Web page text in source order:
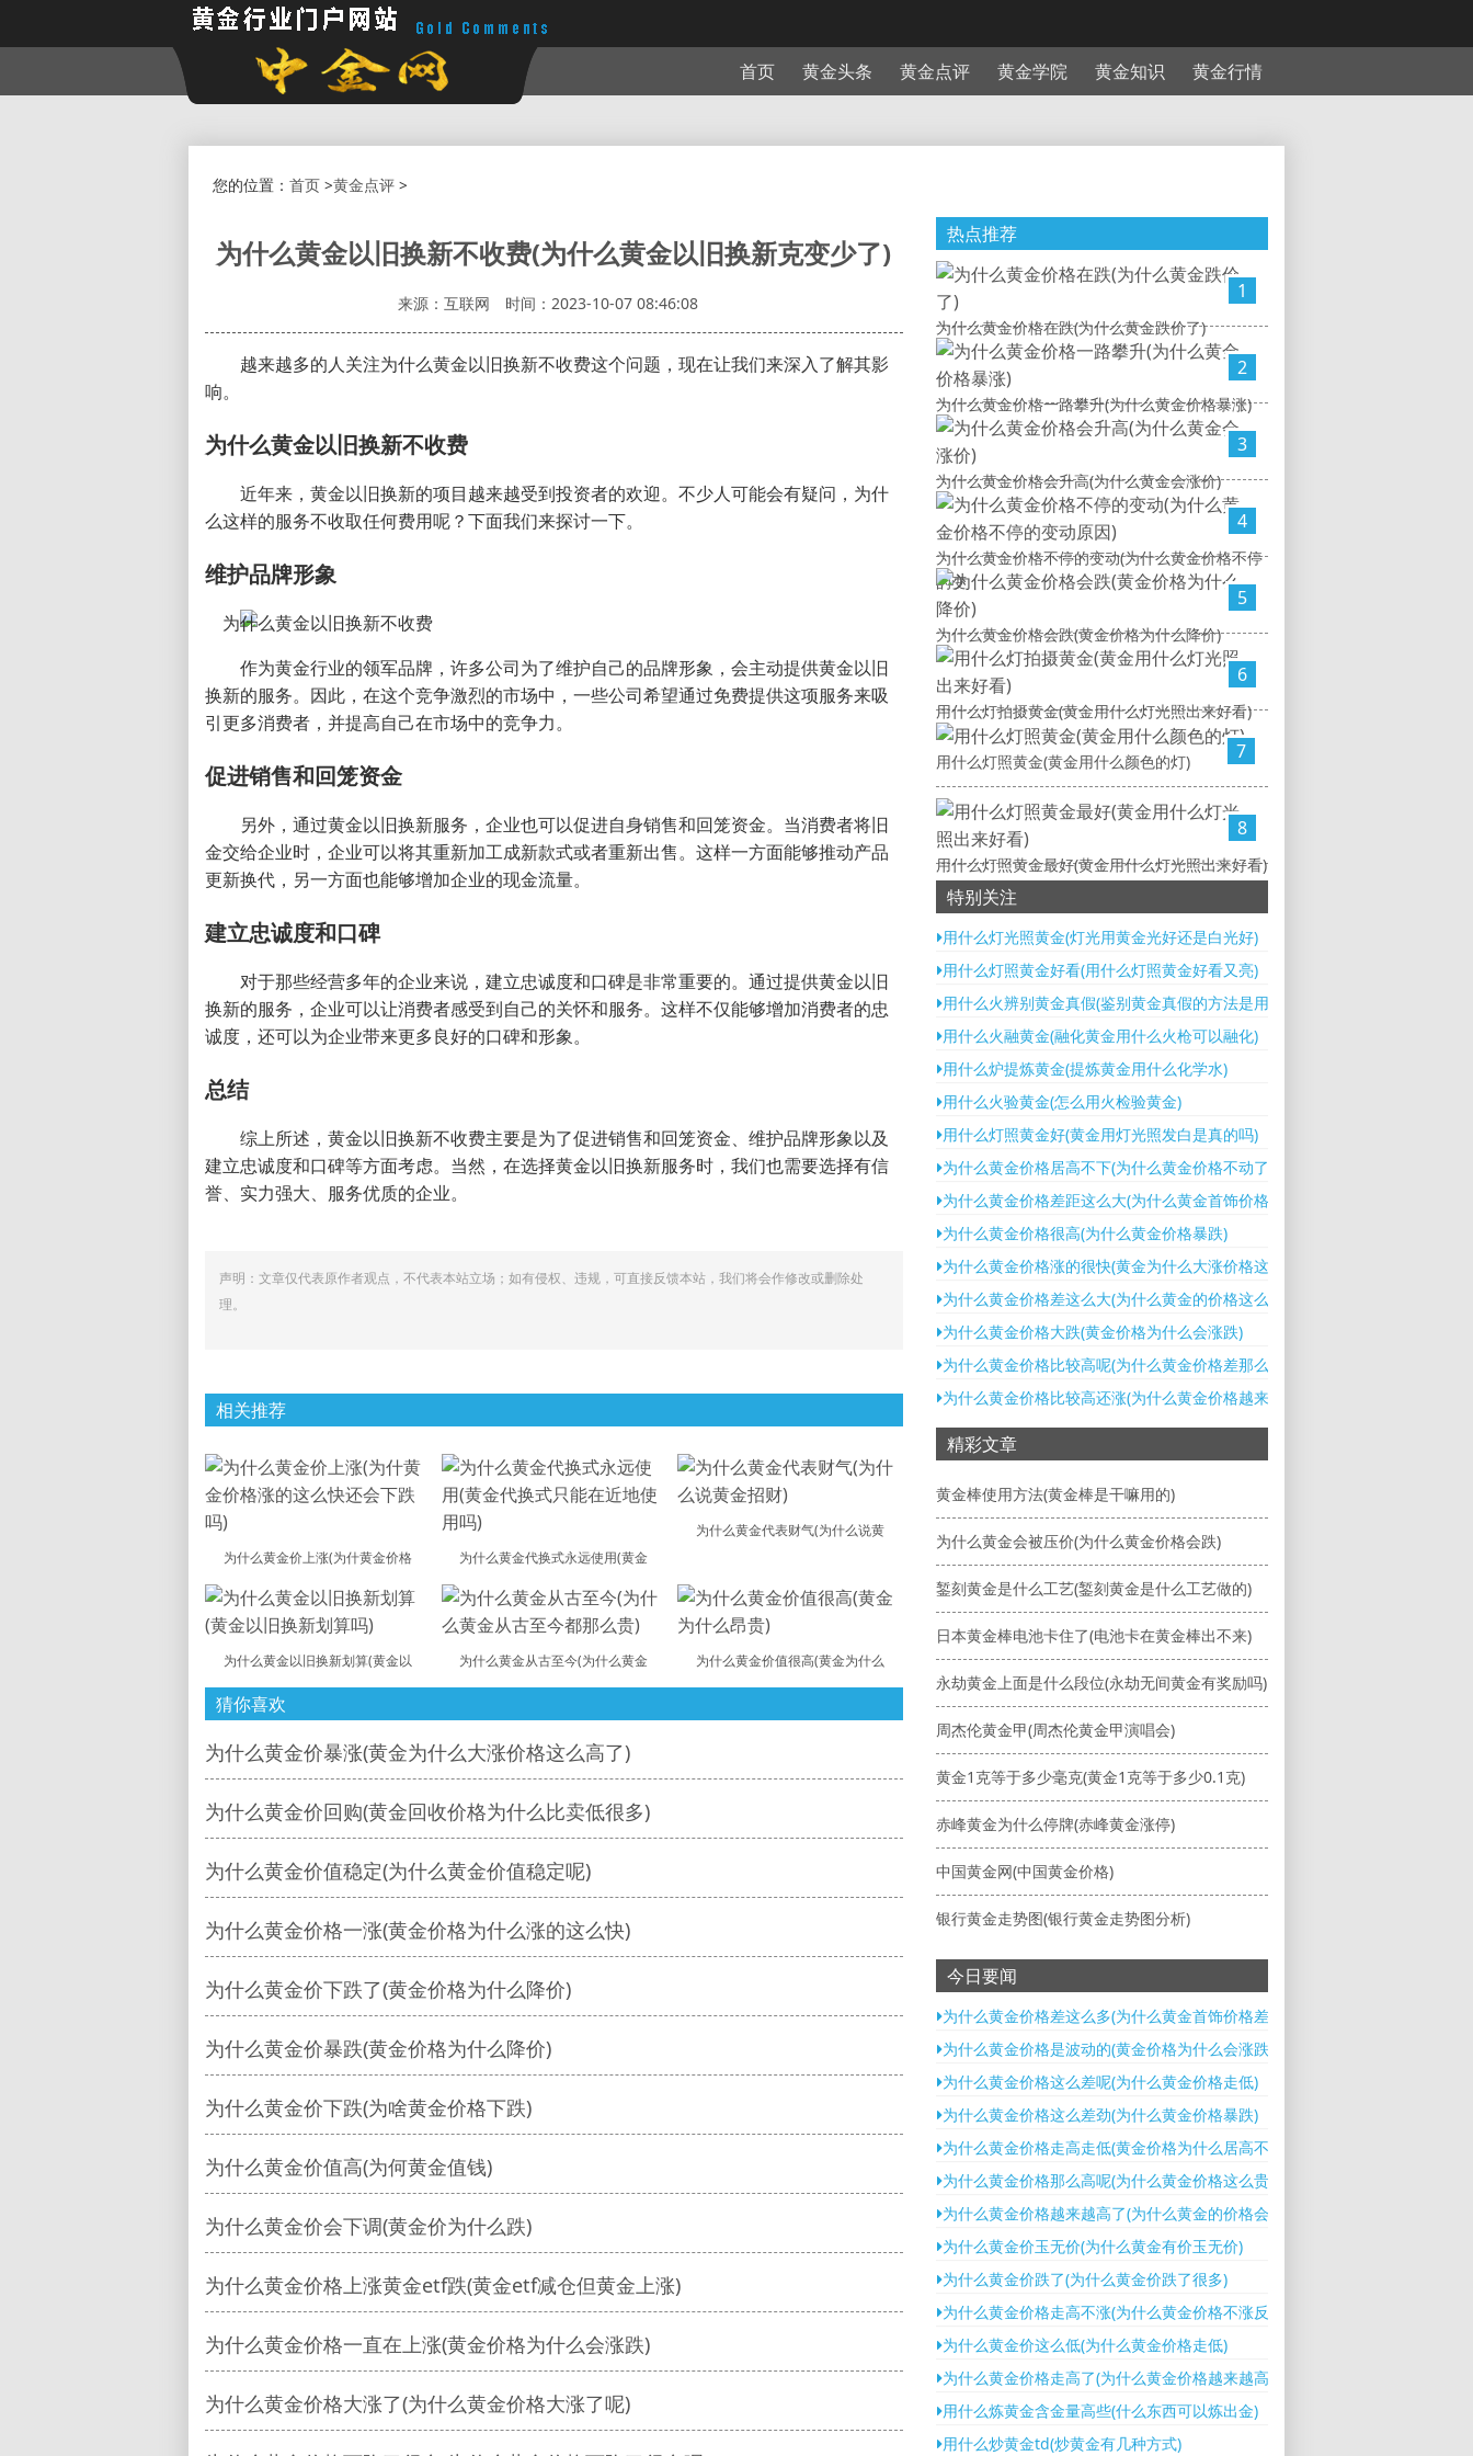
首页 黄金头条 黄金点评 黄金学院 黄金知识 黄金行情
您的位置： 首页>黄金点评>
为什么黄金以旧换新不收费(为什么黄金以旧换新克变少了)
来源：互联网 时间：2023-10-07 08:46:08
越来越多的人关注为什么黄金以旧换新不收费这个问题，现在让我们来深入了解其影
响。
为什么黄金以旧换新不收费
近年来，黄金以旧换新的项目越来越受到投资者的欢迎。不少人可能会有疑问，为什
么这样的服务不收取任何费用呢？下面我们来探讨一下。
维护品牌形象
作为黄金行业的领军品牌，许多公司为了维护自己的品牌形象，会主动提供黄金以旧
换新的服务。因此，在这个竞争激烈的市场中，一些公司希望通过免费提供这项服务来吸
引更多消费者，并提高自己在市场中的竞争力。
促进销售和回笼资金
另外，通过黄金以旧换新服务，企业也可以促进自身销售和回笼资金。当消费者将旧
金交给企业时，企业可以将其重新加工成新款式或者重新出售。这样一方面能够推动产品
更新换代，另一方面也能够增加企业的现金流量。
建立忠诚度和口碑
对于那些经营多年的企业来说，建立忠诚度和口碑是非常重要的。通过提供黄金以旧
换新的服务，企业可以让消费者感受到自己的关怀和服务。这样不仅能够增加消费者的忠
诚度，还可以为企业带来更多良好的口碑和形象。
总结
综上所述，黄金以旧换新不收费主要是为了促进销售和回笼资金、维护品牌形象以及
建立忠诚度和口碑等方面考虑。当然，在选择黄金以旧换新服务时，我们也需要选择有信
誉、实力强大、服务优质的企业。
声明：文章仅代表原作者观点，不代表本站立场；如有侵权、违规，可直接反馈本站，我们将会作修改或删除处
理。
相关推荐
为什么黄金价上涨(为什黄金价格 为什么黄金代换式永远使用(黄金
为什么黄金代表财气(为什么说黄
为什么黄金以旧换新划算(黄金以 为什么黄金从古至今(为什么黄金 为什么黄金价值很高(黄金为什么
猜你喜欢
为什么黄金价暴涨(黄金为什么大涨价格这么高了)
为什么黄金价回购(黄金回收价格为什么比卖低很多)
为什么黄金价值稳定(为什么黄金价值稳定呢)
为什么黄金价格一涨(黄金价格为什么涨的这么快)
为什么黄金价下跌了(黄金价格为什么降价)
为什么黄金价暴跌(黄金价格为什么降价)
为什么黄金价下跌(为啥黄金价格下跌)
为什么黄金价值高(为何黄金值钱)
为什么黄金价会下调(黄金价为什么跌)
为什么黄金价格上涨黄金etf跌(黄金etf减仓但黄金上涨)
为什么黄金价格一直在上涨(黄金价格为什么会涨跌)
为什么黄金价格大涨了(为什么黄金价格大涨了呢)
热点推荐
1
为什么黄金价格在跌(为什么黄金跌价了)
2
为什么黄金价格一路攀升(为什么黄金价格暴涨)
3
为什么黄金价格会升高(为什么黄金会涨价)
4
为什么黄金价格不停的变动(为什么黄金价格不停
的变
5
为什么黄金价格会跌(黄金价格为什么降价)
6
用什么灯拍摄黄金(黄金用什么灯光照出来好看)
7
用什么灯照黄金(黄金用什么颜色的灯)
8
用什么灯照黄金最好(黄金用什么灯光照出来好看)
特别关注
用什么灯光照黄金(灯光用黄金光好还是白光好)
用什么灯照黄金好看(用什么灯照黄金好看又亮)
用什么火辨别黄金真假(鉴别黄金真假的方法是用火烧还是牙膏)
用什么火融黄金(融化黄金用什么火枪可以融化)
用什么炉提炼黄金(提炼黄金用什么化学水)
用什么火验黄金(怎么用火检验黄金)
用什么灯照黄金好(黄金用灯光照发白是真的吗)
为什么黄金价格居高不下(为什么黄金价格不动了)
为什么黄金价格差距这么大(为什么黄金首饰价格差异那么大)
为什么黄金价格很高(为什么黄金价格暴跌)
为什么黄金价格涨的很快(黄金为什么大涨价格这么高了)
为什么黄金价格差这么大(为什么黄金的价格这么高)
为什么黄金价格大跌(黄金价格为什么会涨跌)
为什么黄金价格比较高呢(为什么黄金价格差那么多)
为什么黄金价格比较高还涨(为什么黄金价格越来越高)
精彩文章
黄金棒使用方法(黄金棒是干嘛用的)
为什么黄金会被压价(为什么黄金价格会跌)
錾刻黄金是什么工艺(錾刻黄金是什么工艺做的)
日本黄金棒电池卡住了(电池卡在黄金棒出不来)
永劫黄金上面是什么段位(永劫无间黄金有奖励吗)
周杰伦黄金甲(周杰伦黄金甲演唱会)
黄金1克等于多少毫克(黄金1克等于多少0.1克)
赤峰黄金为什么停牌(赤峰黄金涨停)
中国黄金网(中国黄金价格)
银行黄金走势图(银行黄金走势图分析)
今日要闻
为什么黄金价格差这么多(为什么黄金首饰价格差异那么大)
为什么黄金价格是波动的(黄金价格为什么会涨跌)
为什么黄金价格这么差呢(为什么黄金价格走低)
为什么黄金价格这么差劲(为什么黄金价格暴跌)
为什么黄金价格走高走低(黄金价格为什么居高不下)
为什么黄金价格那么高呢(为什么黄金价格这么贵)
为什么黄金价格越来越高了(为什么黄金的价格会变)
为什么黄金价玉无价(为什么黄金有价玉无价)
为什么黄金价跌了(为什么黄金价跌了很多)
为什么黄金价格走高不涨(为什么黄金价格不涨反跌)
为什么黄金价这么低(为什么黄金价格走低)
为什么黄金价格走高了(为什么黄金价格越来越高)
用什么炼黄金含金量高些(什么东西可以炼出金)
用什么炒黄金td(炒黄金有几种方式)